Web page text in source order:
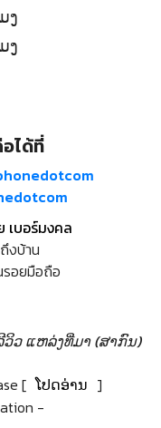
ງ
ງ
ได้ที่
เบอร์มงคล
งบ้าน
อยมือถือ
ວິວ ແຫລ່ງທີ່ມາ (ສາກົນ)
[ ໂປດອ່ານ ]
-